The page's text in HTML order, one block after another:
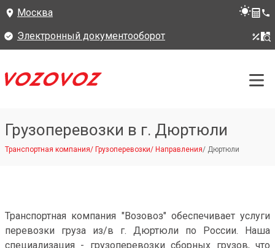
Москва
Электронный документооборот
Грузоперевозки в г. Дюртюли
Транспортная компания/ Грузоперевозки/ Направления/ Дюртюли
Транспортная компания "Возовоз" обеспечивает услуги
перевозки груза из/в г. Дюртюли по России. Наша
специализация - грузоперевозки сборных грузов, что